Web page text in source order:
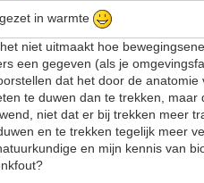
in warmte
niet uitmaakt hoe
een gegeven (als je
dat het door de
te duwen dan te trekken,
niet dat er bij trekken meer
en te trekken tegelijk meer
en mijn kennis van